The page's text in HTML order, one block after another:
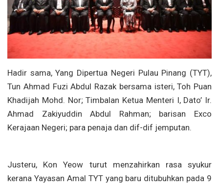
Hadir sama, Yang Dipertua Negeri Pulau Pinang (TYT),
Tun Ahmad Fuzi Abdul Razak bersama isteri, Toh Puan
Khadijah Mohd. Nor; Timbalan Ketua Menteri I, Dato’ Ir.
Ahmad Zakiyuddin Abdul Rahman; barisan Exco
Kerajaan Negeri; para penaja dan dif-dif jemputan.
Justeru, Kon Yeow turut menzahirkan rasa syukur
kerana Yayasan Amal TYT yang baru ditubuhkan pada 9